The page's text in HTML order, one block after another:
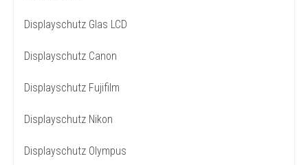
Displayschutz Glas LCD
Displayschutz Canon
Displayschutz Fujifilm
Displayschutz Nikon
Displayschutz Olympus